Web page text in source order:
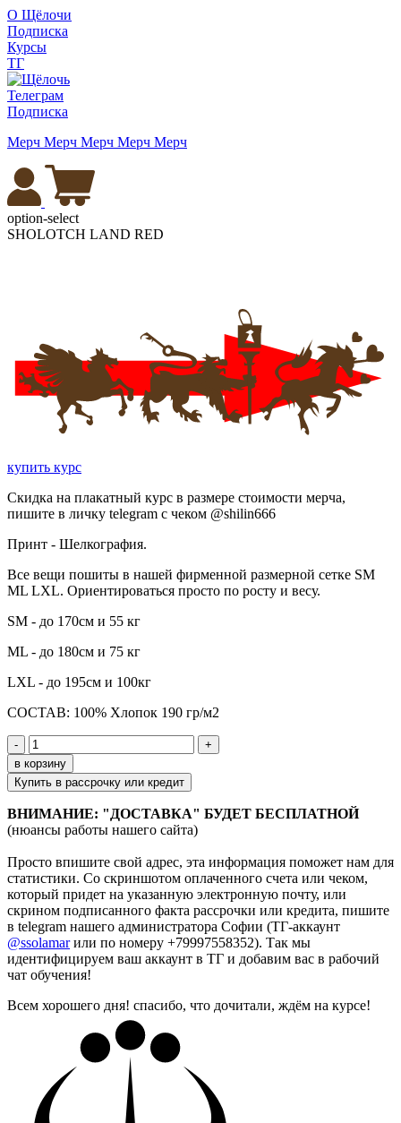
О Щёлочи
Подписка
Курсы
ТГ
Телеграм
Подписка
Мерч Мерч Мерч Мерч Мерч
option-select
SHOLOTCH LAND RED
купить курс
Скидка на плакатный курс в размере стоимости мерча,
пишите в личку telegram с чеком @shilin666
Принт - Шелкография.
Все вещи пошиты в нашей фирменной размерной сетке SM
ML LXL. Ориентироваться просто по росту и весу.
SM - до 170см и 55 кг
ML - до 180см и 75 кг
LXL - до 195см и 100кг
СОСТАВ: 100% Хлопок 190 гр/м2
-
+
в корзину
Купить в рассрочку или кредит
ВНИМАНИЕ: "ДОСТАВКА" БУДЕТ БЕСПЛАТНОЙ
(нюансы работы нашего сайта)
Просто впишите свой адрес, эта информация поможет нам для
статистики. Со скриншотом оплаченного счета или чеком,
который придет на указанную электронную почту, или
скрином подписанного факта рассрочки или кредита, пишите
в telegram нашего администратора Софии (ТГ-аккаунт
@ssolamarили по номеру +79997558352). Так мы
идентифицируем ваш аккаунт в ТГ и добавим вас в рабочий
чат обучения!
Всем хорошего дня! спасибо, что дочитали, ждём на курсе!